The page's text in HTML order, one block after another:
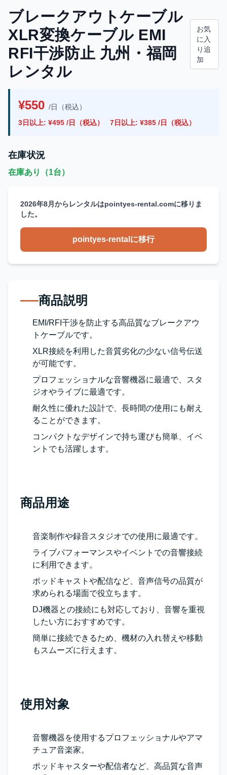
ブレークアウトケーブル
XLR変換ケーブル EMI
RFI干渉防止 九州・福岡
レンタル
お気
に入
り追
加
¥550 /日（税込）
3日以上: ¥495 /日（税込）
7日以上: ¥385 /日（税込）
在庫状況
在庫あり（1台）
2026年8月からレンタルはpointyes-rental.comに移りま
した。
pointyes-rentalに移行
商品説明
EMI/RFI干渉を防止する高品質なブレークアウ
トケーブルです。
XLR接続を利用した音質劣化の少ない信号伝送
が可能です。
プロフェッショナルな音響機器に最適で、スタ
ジオやライブに最適です。
耐久性に優れた設計で、長時間の使用にも耐え
ることができます。
コンパクトなデザインで持ち運びも簡単、イベ
ントでも活躍します。
商品用途
音楽制作や録音スタジオでの使用に最適です。
ライブパフォーマンスやイベントでの音響接続
に利用できます。
ポッドキャストや配信など、音声信号の品質が
求められる場面で役立ちます。
DJ機器との接続にも対応しており、音響を重視
したい方におすすめです。
簡単に接続できるため、機材の入れ替えや移動
もスムーズに行えます。
使用対象
音響機器を使用するプロフェッショナルやアマ
チュア音楽家。
ポッドキャスターや配信者など、高品質な音声